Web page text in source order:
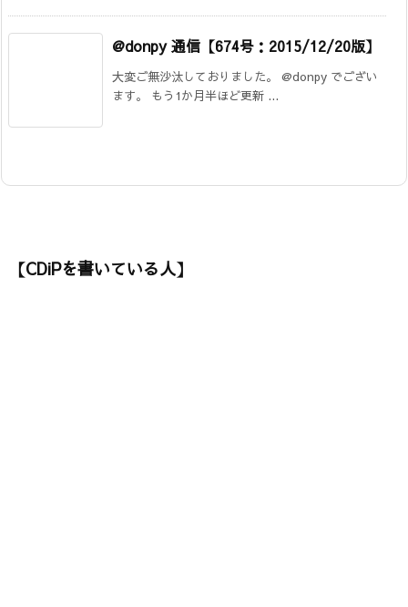
@donpy 通信【674号：2015/12/20版】
大変ご無沙汰しておりました。 @donpy でござい
ます。 もう1か月半ほど更新 ...
【CDiPを書いている人】